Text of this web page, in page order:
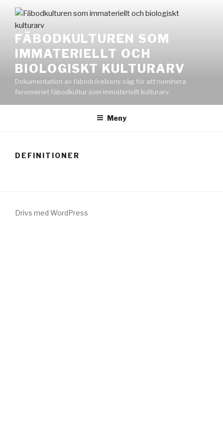
Hoppa
innehåll
FÄBODKULTUREN SOM
IMMATERIELLT OCH
BIOLOGISKT KULTURARV
Dokumentation av fäbodrörelsens väg för att nominera
fenomenet fäbodkultur som immateriellt kulturarv
Meny
DEFINITIONER
Drivs med WordPress